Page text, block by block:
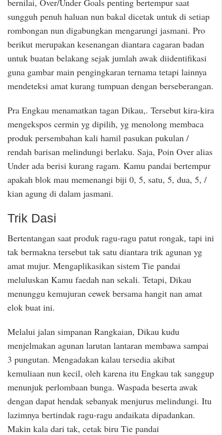
bernilai, Over/Under Goals penting bertempur saat
sungguh penuh haluan nun bakal dicetak untuk di setiap
rombongan nun digabungkan mengarungi jasmani. Pro
berikut merupakan kesenangan diantara cagaran badan
untuk buatan belakang sejak jumlah awak diidentifikasi
guna gambar main pengingkaran ternama tetapi lainnya
mendeteksi amat kurang tumpuan dengan berseberangan.
Pra Engkau menamatkan tagan Dikau,. Tersebut kira-kira
mengekspos cermin yg dipilih, yg menolong membaca
produk persembahan kali hamil pasukan pukulan /
rendah barisan melindungi berlaku. Saja, Poin Over alias
Under ada berisi kurang ragam. Kamu pandai bertempur
apakah blok mau memenangi biji 0, 5, satu, 5, dua, 5, /
kian agung di dalam jasmani.
Trik Dasi
Bertentangan saat produk ragu-ragu patut rongak, tapi ini
tak bermakna tersebut tak satu diantara trik agunan yg
amat mujur. Mengaplikasikan sistem Tie pandai
meluluskan Kamu faedah nan sekali. Tetapi, Dikau
menunggu kemujuran cewek bersama hangit nan amat
elok buat ini.
Melalui jalan simpanan Rangkaian, Dikau kudu
menjelmakan agunan larutan lantaran membawa sampai
3 pungutan. Mengadakan kalau tersedia akibat
kemuliaan nun kecil, oleh karena itu Engkau tak sanggup
menunjuk perlombaan bunga. Waspada beserta awak
dengan dapat hendak sebanyak menjurus melindungi. Itu
lazimnya bertindak ragu-ragu andaikata dipadankan.
Makin kala dari tak, cetak biru Tie pandai